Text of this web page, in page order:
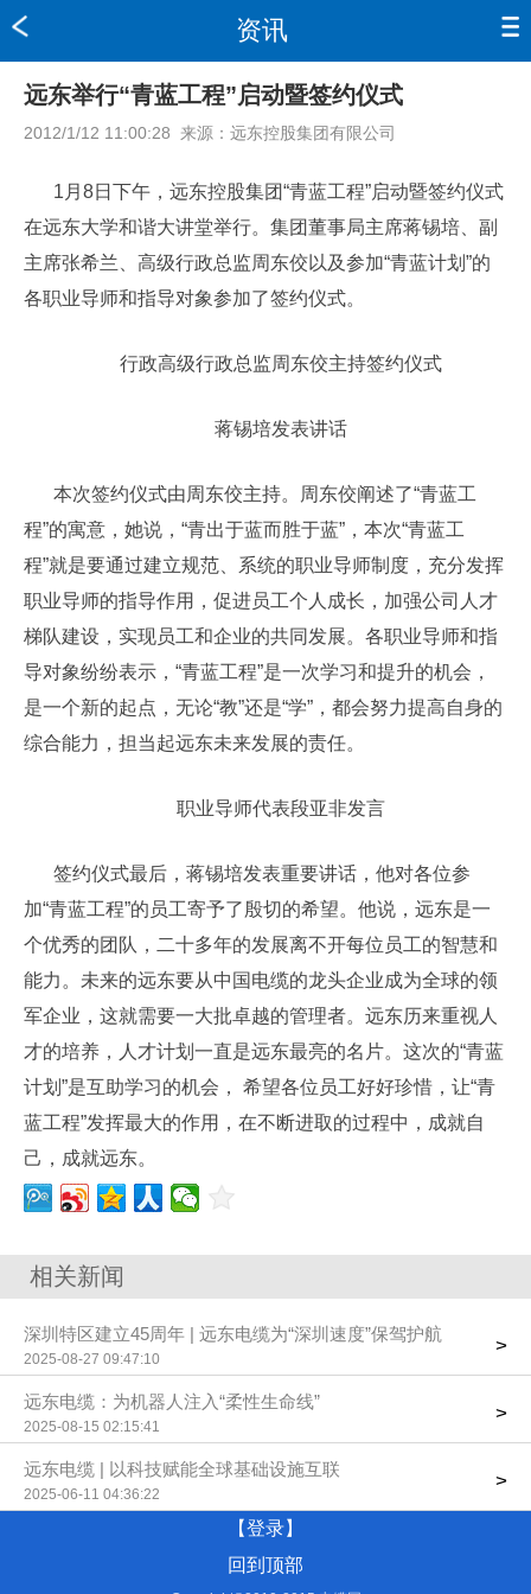
资讯
远东举行“青蓝工程”启动暨签约仪式
2012/1/12 11:00:28 来源： 远东控股集团有限公司
1月8日下午，远东控股集团“青蓝工程”启动暨签约仪式
在远东大学和谐大讲堂举行。集团董事局主席蒋锡培、副
主席张希兰、高级行政总监周东佼以及参加“青蓝计划”的
各职业导师和指导对象参加了签约仪式。
行政高级行政总监周东佼主持签约仪式
蒋锡培发表讲话
本次签约仪式由周东佼主持。周东佼阐述了“青蓝工
程”的寓意，她说，“青出于蓝而胜于蓝”，本次“青蓝工
程”就是要通过建立规范、系统的职业导师制度，充分发挥
职业导师的指导作用，促进员工个人成长，加强公司人才
梯队建设，实现员工和企业的共同发展。各职业导师和指
导对象纷纷表示，“青蓝工程”是一次学习和提升的机会，
是一个新的起点，无论“教”还是“学”，都会努力提高自身的
综合能力，担当起远东未来发展的责任。
职业导师代表段亚非发言
签约仪式最后，蒋锡培发表重要讲话，他对各位参
加“青蓝工程”的员工寄予了殷切的希望。他说，远东是一
个优秀的团队，二十多年的发展离不开每位员工的智慧和
能力。未来的远东要从中国电缆的龙头企业成为全球的领
军企业，这就需要一大批卓越的管理者。远东历来重视人
才的培养，人才计划一直是远东最亮的名片。这次的“青蓝
计划”是互助学习的机会， 希望各位员工好好珍惜，让“青
蓝工程”发挥最大的作用，在不断进取的过程中，成就自
己，成就远东。
相关新闻
深圳特区建立45周年 | 远东电缆为“深圳速度”保驾护航
2025-08-27 09:47:10
>
远东电缆：为机器人注入“柔性生命线”
2025-08-15 02:15:41
>
远东电缆 | 以科技赋能全球基础设施互联
2025-06-11 04:36:22
>
【登录】
回到顶部